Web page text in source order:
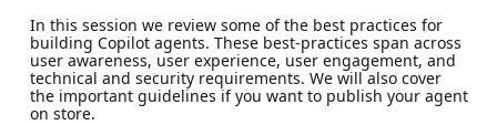
In this session we review some of the best practices for
building Copilot agents. These best-practices span across
user awareness, user experience, user engagement, and
technical and security requirements. We will also cover
the important guidelines if you want to publish your agent
on store.